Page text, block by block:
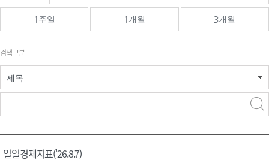
작
일
선
료
선
1주일 1개월 3개월
검색구분
제목
일일경제지표('26.8.7)